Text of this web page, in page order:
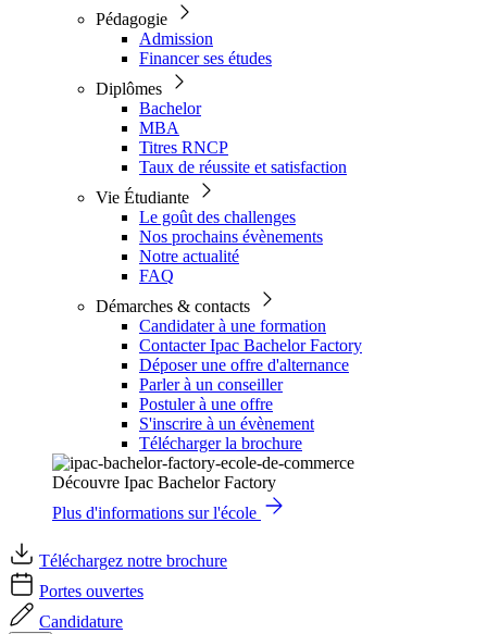
Pédagogie
Admission
Financer ses études
Diplômes
Bachelor
MBA
Titres RNCP
Taux de réussite et satisfaction
Vie Étudiante
Le goût des challenges
Nos prochains évènements
Notre actualité
FAQ
Démarches & contacts
Candidater à une formation
Contacter Ipac Bachelor Factory
Déposer une offre d'alternance
Parler à un conseiller
Postuler à une offre
S'inscrire à un évènement
Télécharger la brochure
Découvre Ipac Bachelor Factory
Plus d'informations sur l'école
Téléchargez notre brochure
Portes ouvertes
Candidature